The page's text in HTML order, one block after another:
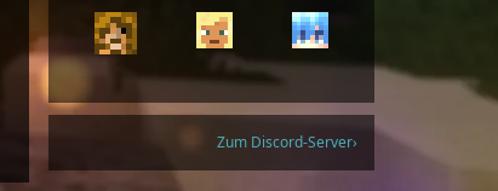
Zum Discord-Server